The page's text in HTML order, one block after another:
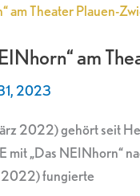
am
2023
2022) gehört seit
mit „Das NEINhorn“
2022) fungierte